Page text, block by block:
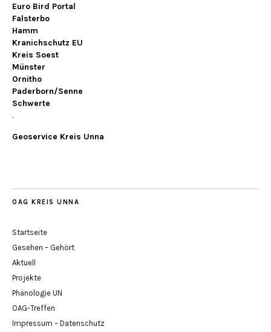
Euro Bird Portal
Falsterbo
Hamm
Kranichschutz EU
Kreis Soest
Münster
Ornitho
Paderborn/Senne
Schwerte
.
Geoservice Kreis Unna
OAG KREIS UNNA
Startseite
Gesehen – Gehört
Aktuell
Projekte
Phänologie UN
OAG-Treffen
Impressum – Datenschutz